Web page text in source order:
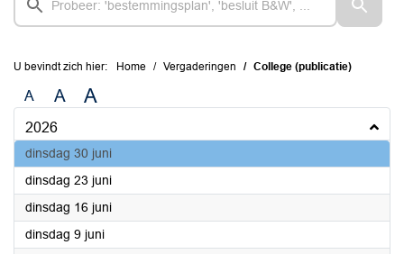
U bevindt zich hier: Home Vergaderingen College (publicatie)
A A A
2026
dinsdag 30 juni2026
dinsdag 23 juni2026
dinsdag 16 juni2026
dinsdag 9 juni2026